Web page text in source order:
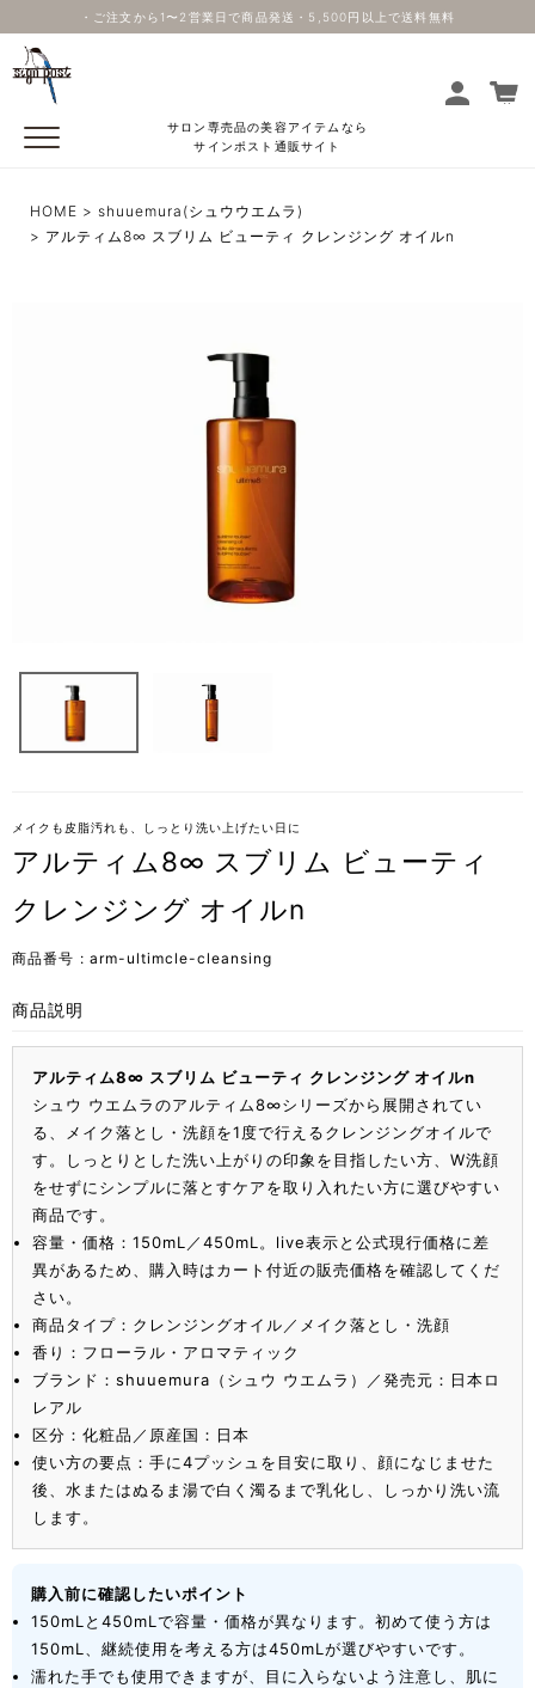
・ご注文から1〜2営業日で商品発送・5,500円以上で送料無料
サロン専売品の美容アイテムなら
サインポスト通販サイト
HOME
shuuemura(シュウウエムラ)
アルティム8∞ スブリム ビューティ クレンジング オイルn
メイクも皮脂汚れも、しっとり洗い上げたい日に
アルティム8∞ スブリム ビューティ
クレンジング オイルn
商品番号 arm-ultimcle-cleansing
商品説明
アルティム8∞ スブリム ビューティ クレンジング オイルn
シュウ ウエムラのアルティム8∞シリーズから展開されてい
る、メイク落とし・洗顔を1度で行えるクレンジングオイルで
す。しっとりとした洗い上がりの印象を目指したい方、W洗顔
をせずにシンプルに落とすケアを取り入れたい方に選びやすい
商品です。
容量・価格：150mL／450mL。live表示と公式現行価格に差
異があるため、購入時はカート付近の販売価格を確認してくだ
さい。
商品タイプ：クレンジングオイル／メイク落とし・洗顔
香り：フローラル・アロマティック
ブランド：shuuemura（シュウ ウエムラ）／発売元：日本ロ
レアル
区分：化粧品／原産国：日本
使い方の要点：手に4プッシュを目安に取り、顔になじませた
後、水またはぬるま湯で白く濁るまで乳化し、しっかり洗い流
します。
購入前に確認したいポイント
150mLと450mLで容量・価格が異なります。初めて使う方は
150mL、継続使用を考える方は450mLが選びやすいです。
濡れた手でも使用できますが、目に入らないよう注意し、肌に